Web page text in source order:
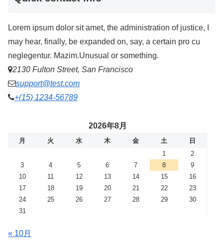
Lorem ipsum dolor sit amet, the administration of justice, I
may hear, finally, be expanded on, say, a certain pro cu
neglegentur. Mazim.Unusual or something.
2130 Fulton Street, San Francisco
support@test.com
+(15) 1234-56789
2026年8月
月 火 水 木 金 土
日
1
2
3
4 5 6 7 8
9
10
11 12 13 14 15
16
17
18 19 20 21 22
23
24
25 26 27 28 29
30
31
« 10月